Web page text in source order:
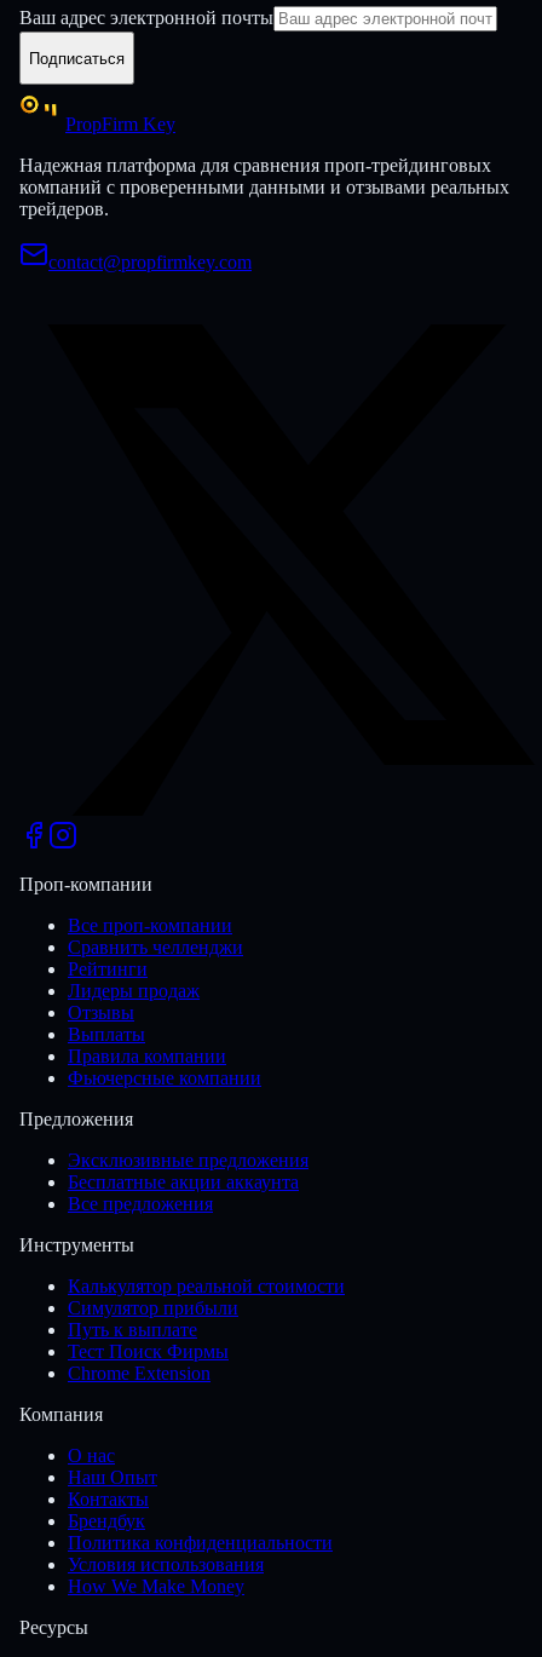
Ваш адрес электронной почты
Подписаться
PropFirm Key
Надежная платформа для сравнения проп-трейдинговых
компаний с проверенными данными и отзывами реальных
трейдеров.
contact@propfirmkey.com
Проп-компании
Все проп-компании
Сравнить челленджи
Рейтинги
Лидеры продаж
Отзывы
Выплаты
Правила компании
Фьючерсные компании
Предложения
Эксклюзивные предложения
Бесплатные акции аккаунта
Все предложения
Инструменты
Калькулятор реальной стоимости
Симулятор прибыли
Путь к выплате
Тест Поиск Фирмы
Chrome Extension
Компания
О нас
Наш Опыт
Контакты
Брендбук
Политика конфиденциальности
Условия использования
How We Make Money
Ресурсы